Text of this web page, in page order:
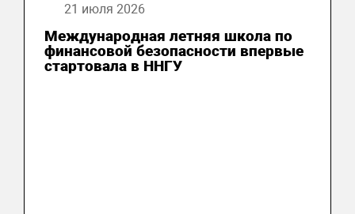
21 июля 2026
Международная летняя школа по
финансовой безопасности впервые
стартовала в ННГУ